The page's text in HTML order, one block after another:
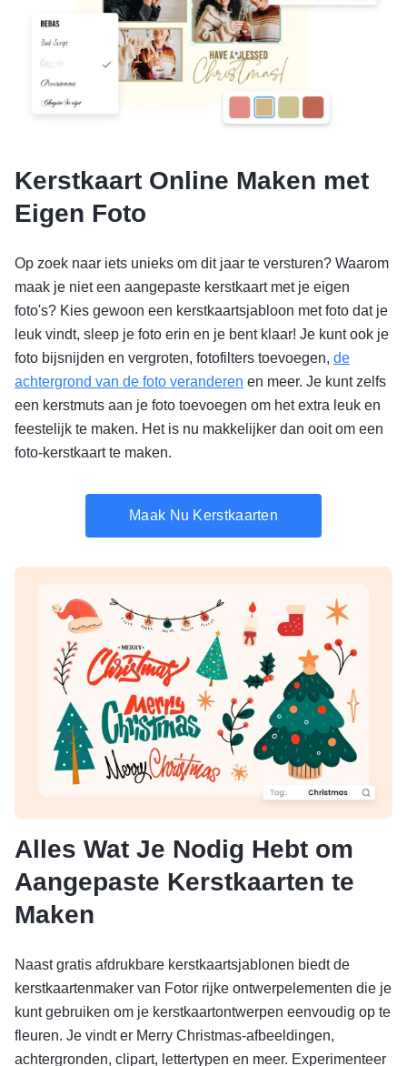
Kerstkaart Online Maken met
Eigen Foto
Op zoek naar iets unieks om dit jaar te versturen? Waarom
maak je niet een aangepaste kerstkaart met je eigen
foto's? Kies gewoon een kerstkaartsjabloon met foto dat je
leuk vindt, sleep je foto erin en je bent klaar! Je kunt ook je
foto bijsnijden en vergroten, fotofilters toevoegen, de
achtergrond van de foto veranderen en meer. Je kunt zelfs
een kerstmuts aan je foto toevoegen om het extra leuk en
feestelijk te maken. Het is nu makkelijker dan ooit om een
foto-kerstkaart te maken.
Maak Nu Kerstkaarten
Alles Wat Je Nodig Hebt om
Aangepaste Kerstkaarten te
Maken
Naast gratis afdrukbare kerstkaartsjablonen biedt de
kerstkaartenmaker van Fotor rijke ontwerpelementen die je
kunt gebruiken om je kerstkaartontwerpen eenvoudig op te
fleuren. Je vindt er Merry Christmas-afbeeldingen,
achtergronden, clipart, lettertypen en meer. Experimenteer